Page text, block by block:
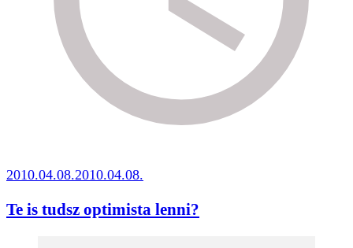
2010.04.08.2010.04.08.
Te is tudsz optimista lenni?